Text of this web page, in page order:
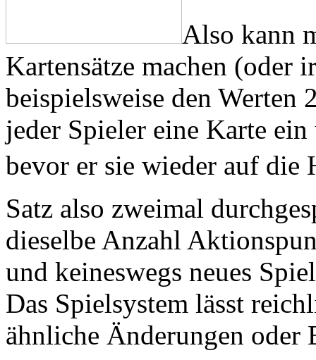
Also kann
Kartensätze machen (oder
beispielsweise den Werten
jeder Spieler eine Karte
bevor er sie wieder auf die
Satz also zweimal
dieselbe Anzahl
und keineswegs neues
Das Spielsystem lässt
ähnliche Änderungen oder